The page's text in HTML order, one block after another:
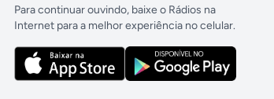
Para continuar ouvindo, baixe o Rádios na
Internet para a melhor experiência no celular.